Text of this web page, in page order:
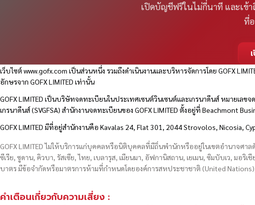
เปิดบัญชีฟรีในไม่กี่นาที และเข้า
ที่
เว็บไซต์www.gofx.com เป็นส่วนหนึ่ง รวมถึงดำเนินงานและบริหารจัดการโดย GOFX
อักษรจาก GOFX LIMITED เท่านั้น
GOFX LIMITED เป็นบริษัทจดทะเบียนในประเทศเซนต์วินเซนต์และเกรนาดีนส์ หมายเล
เกรนาดีนส์ (SVGFSA) สำนักงานจดทะเบียนของ GOFX LIMITED ตั้งอยู่ที่ Beachmont
GOFX LIMITED มีที่อยู่สำนักงานคือ Kavalas 24, Flat 301, 2044 Strovolos, Nicosia,
GOFX LIMITED ไม่ให้บริการแก่บุคคลหรือนิติบุคคลที่มีถิ่นพำนักหรืออยู่ในเขตอำนาจศ
ซีเรีย, ซูดาน, คิวบา, รัสเซีย, ไทย, เบลารุส, เมียนมา, อัฟกานิสถาน, เยเมน, ซิมบับเว, มอริ
บาตร มีข้อจำกัดหรือมาตรการห้ามที่กำหนดโดยองค์การสหประชาชาติ (United
คำเตือนเกี่ยวกับความเสี่ยง :